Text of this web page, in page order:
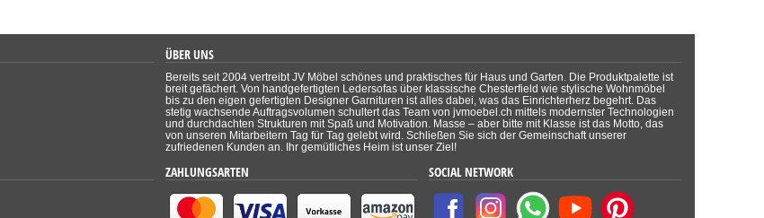
ÜBER UNS
Bereits seit 2004 vertreibt JV Möbel schönes und praktisches für Haus und Garten. Die Produktpalette ist
breit gefächert. Von handgefertigten Ledersofas über klassische Chesterfield wie stylische Wohnmöbel
bis zu den eigen gefertigten Designer Garnituren ist alles dabei, was das Einrichterherz begehrt. Das
stetig wachsende Auftragsvolumen schultert das Team von jvmoebel.ch mittels modernster Technologien
und durchdachten Strukturen mit Spaß und Motivation. Masse – aber bitte mit Klasse ist das Motto, das
von unseren Mitarbeitern Tag für Tag gelebt wird. Schließen Sie sich der Gemeinschaft unserer
zufriedenen Kunden an. Ihr gemütliches Heim ist unser Ziel!
ZAHLUNGSARTEN SOCIAL NETWORK